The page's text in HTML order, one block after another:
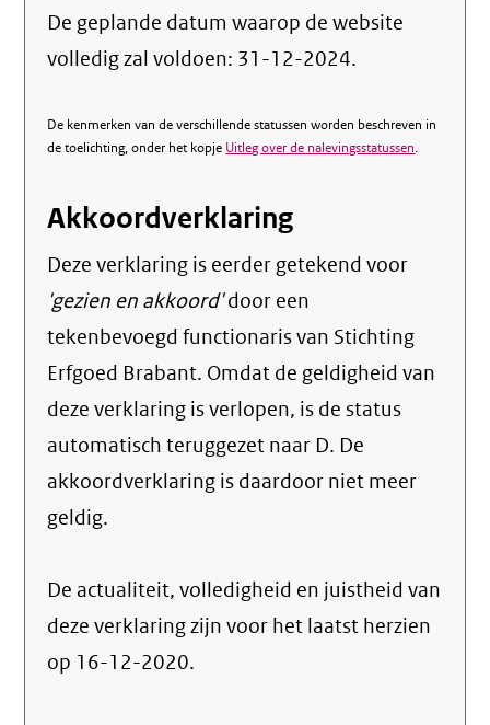
De geplande datum waarop de website
volledig zal voldoen: 31-12-2024.
De kenmerken van de verschillende statussen worden beschreven in
de toelichting, onder het kopje Uitleg over de nalevingsstatussen.
Akkoordverklaring
Deze verklaring is eerder getekend voor
'gezien en akkoord'door een
tekenbevoegd functionaris van Stichting
Erfgoed Brabant. Omdat de geldigheid van
deze verklaring is verlopen, is de status
automatisch teruggezet naar D. De
akkoordverklaring is daardoor niet meer
geldig.
De actualiteit, volledigheid en juistheid van
deze verklaring zijn voor het laatst herzien
op 16-12-2020.